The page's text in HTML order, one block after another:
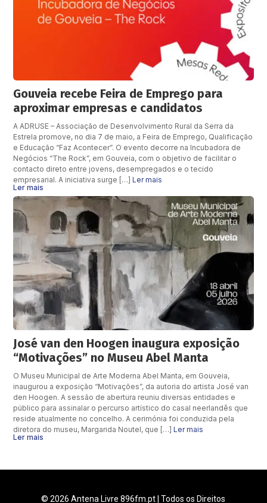
Gouveia recebe Feira de Emprego para
aproximar empresas e candidatos
A ADRUSE – Associação de Desenvolvimento Rural da Serra da
Estrela promove, no dia 7 de maio, a Feira de Emprego, Qualificação
e Educação “Faz Acontecer”. O evento decorre na Incubadora de
Negócios “The Rock”, em Gouveia, com o objetivo de facilitar o
contacto direto entre jovens, desempregados e o tecido
empresarial. A iniciativa surge […]Ler mais
Ler mais
José van den Hoogen inaugura exposição
“Motivações” no Museu Abel Manta
O Museu Municipal de Arte Moderna Abel Manta, em Gouveia,
inaugurou a exposição “Motivações”, da autoria do artista José van
den Hoogen. A sessão de abertura reuniu diversas entidades e
público para assinalar o percurso artístico do casal neerlandês que
reside atualmente no concelho. A cerimónia foi conduzida pela
diretora do museu, Margarida Noutel, que […]Ler mais
Ler mais
© 2026 Antena Livre 896fm.pt | Todos os Direitos